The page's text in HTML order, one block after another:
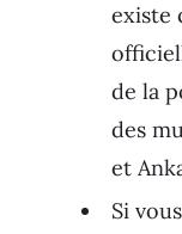
existe
de la
des
et
Si